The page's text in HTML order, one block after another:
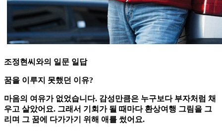
조정현씨와의 일문 일답
꿈을 이루지 못했던 이유?
마음의 여유가 없었습니다. 감성만큼은 누구보다 부자처럼 채
우고 살았어요. 그래서 기회가 될 때마다 환상여행 그림을 그
리며 그 꿈에 다가가기 위해 애를 썼어요.